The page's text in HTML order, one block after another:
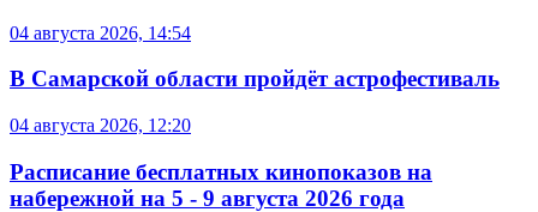
04 августа 2026, 14:54
В Самарской области пройдёт астрофестиваль
04 августа 2026, 12:20
Расписание бесплатных кинопоказов на
набережной на 5 - 9 августа 2026 года